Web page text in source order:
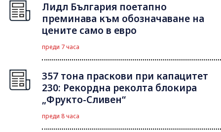
Лидл България поетапно
преминава към обозначаване на
цените само в евро
преди 7 часа
357 тона праскови при капацитет
230: Рекордна реколта блокира
„Фрукто-Сливен“
преди 8 часа